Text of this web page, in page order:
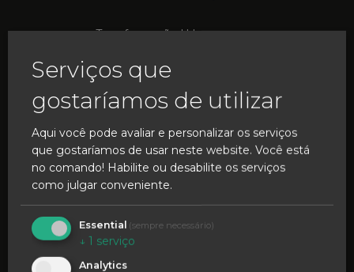
Transformação Urbana
Caldas para o Mundo
Cacifos Inteligentes
Experiência Imersiva
INSPIRE O FUTURO
Serviços que
gostaríamos de utilizar
Aqui você pode avaliar e personalizar os serviços
que gostaríamos de usar neste website. Você está
no comando! Habilite ou desabilite os serviços
como julgar conveniente.
Essential (sempre necessário)
↓ 1 serviço
Analytics